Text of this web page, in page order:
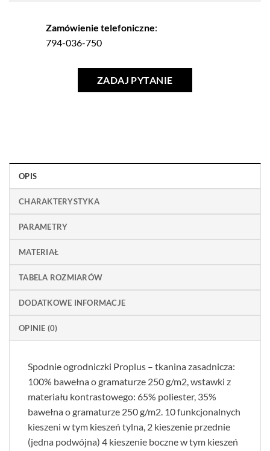
Zamówienie telefoniczne:
794-036-750
ZADAJ PYTANIE
OPIS
CHARAKTERYSTYKA
PARAMETRY
MATERIAŁ
TABELA ROZMIARÓW
DODATKOWE INFORMACJE
OPINIE (0)
Spodnie ogrodniczki Proplus – tkanina zasadnicza:
100% bawełna o gramaturze 250 g/m2, wstawki z
materiału kontrastowego: 65% poliester, 35%
bawełna o gramaturze 250 g/m2. 10 funkcjonalnych
kieszeni w tym kieszeń tylna, 2 kieszenie przednie
(jedna podwójna) 4 kieszenie boczne w tym kieszeń